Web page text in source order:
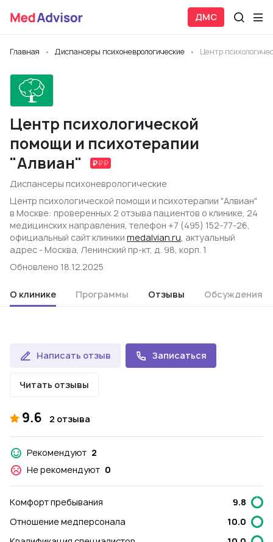
ДМС
Главная Диспансеры психоневрологические Центр
Центр психологической
помощи и психотерапии
"Алвиан"
Диспансеры психоневрологические
Центр психологической помощи и психотерапии "Алвиан"
в Москве: проверенных 2 отзыва пациентов о клинике, 24
медицинских направления, телефон +7 (495) 152-77-26,
официальный сайт клиники medalvian.ru, актуальный
адрес - Москва, Ленинский пр-кт, д. 98, корп. 1
Обновлено 18.12.2025
О клинике Программы Отзывы Обсуждения
Написать отзыв
Читать отзывы
Записаться
9.6 2 отзыва
Рекомендуют 2
Не рекомендуют 0
Комфорт пребывания
9.8
Отношение медперсонала
10.0